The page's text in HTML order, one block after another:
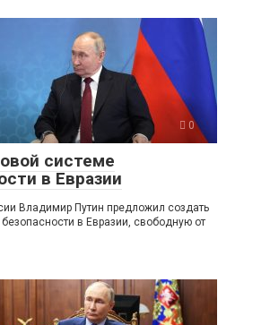
0
системе
в Евразии
Владимир Путин предложил создать
в Евразии, свободную от